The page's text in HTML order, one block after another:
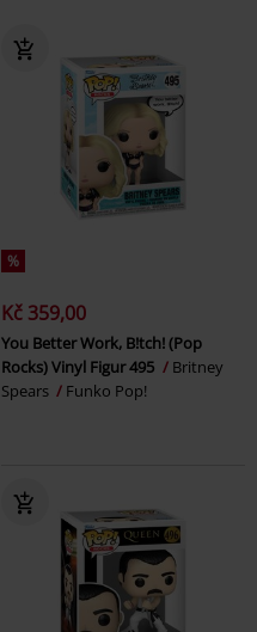
%
Kč 359,00
You Better Work, B!tch! (Pop
Rocks) Vinyl Figur 495
Britney
Spears
Funko Pop!